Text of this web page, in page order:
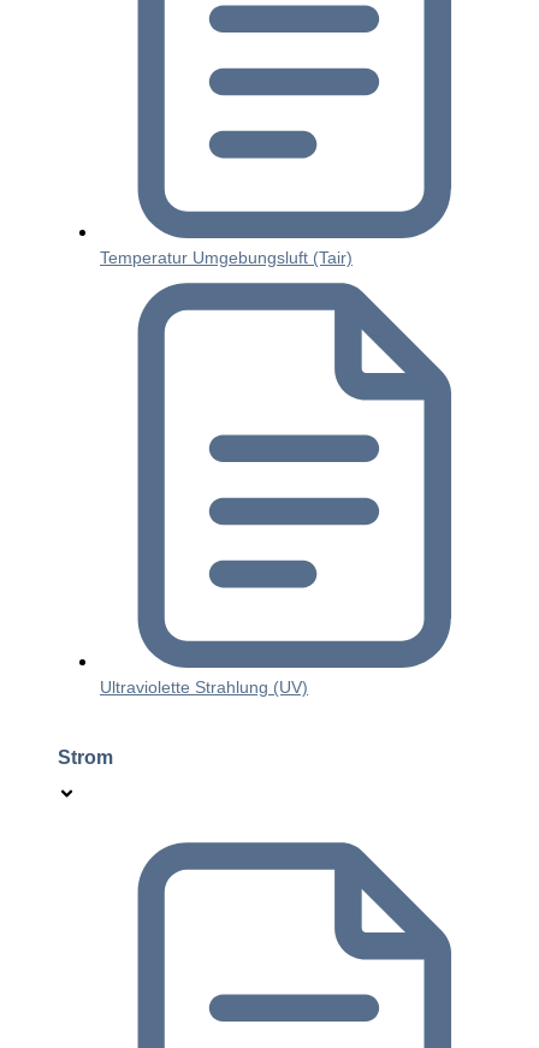
Temperatur Umgebungsluft (Tair)
Ultraviolette Strahlung (UV)
Strom